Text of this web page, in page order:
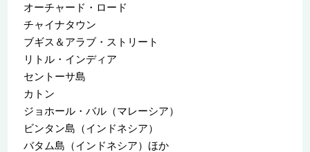
オーチャード・ロード
チャイナタウン
ブギス＆アラブ・ストリート
リトル・インディア
セントーサ島
カトン
ジョホール・バル（マレーシア）
ビンタン島（インドネシア）
バタム島（インドネシア）ほか